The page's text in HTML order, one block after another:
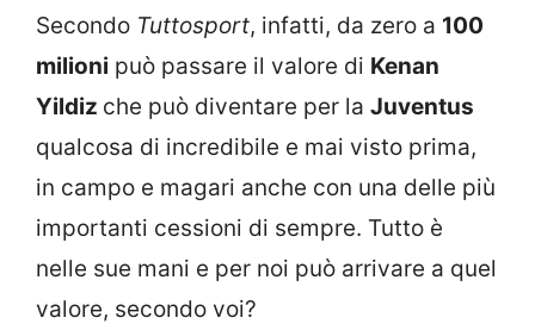
Secondo Tuttosport, infatti, da zero a 100
milioni può passare il valore di Kenan
Yildiz che può diventare per la Juventus
qualcosa di incredibile e mai visto prima,
in campo e magari anche con una delle più
importanti cessioni di sempre. Tutto è
nelle sue mani e per noi può arrivare a quel
valore, secondo voi?